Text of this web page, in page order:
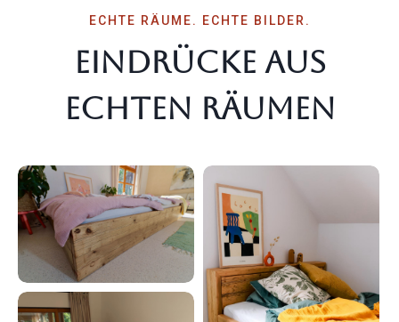
ECHTE RÄUME. ECHTE BILDER.
Eindrücke aus
echten Räumen